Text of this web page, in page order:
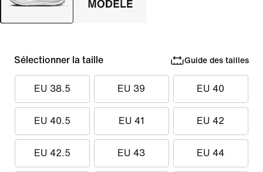
Sélectionner la taille Guide des tailles
EU 38.5 EU 39 EU 40
EU 40.5 EU 41 EU 42
EU 42.5 EU 43 EU 44